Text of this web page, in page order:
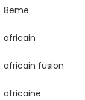
8eme
africain
africain fusion
africaine